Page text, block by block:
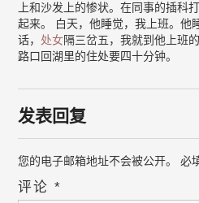
上和沙发上的惨状。在同事的插科
起来。 白天，他睡觉，我上班。他
话， 处女隔三岔五，我就到他上班
路口回湖里的住处要四十分钟。
发表回复
您的电子邮箱地址不会被公开。 必
评论*